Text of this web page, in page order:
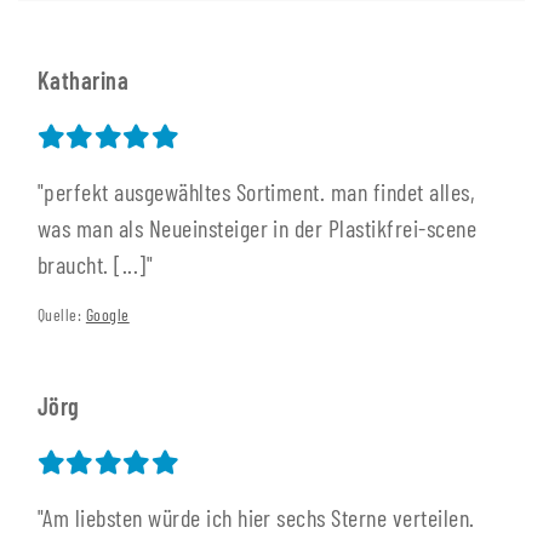
Katharina
"perfekt ausgewähltes Sortiment. man findet alles,
was man als Neueinsteiger in der Plastikfrei-scene
braucht. [...]"
Quelle: Google
Jörg
"Am liebsten würde ich hier sechs Sterne verteilen.